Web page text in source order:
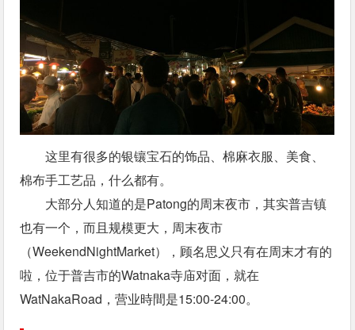
这里有很多的银镶宝石的饰品、棉麻衣服、美食、
棉布手工艺品，什么都有。
大部分人知道的是Patong的周末夜市，其实普吉镇
也有一个，而且规模更大，周末夜市
（WeekendNightMarket），顾名思义只有在周末才有的
啦，位于普吉市的Watnaka寺庙对面，就在
WatNakaRoad，营业時間是15:00-24:00。